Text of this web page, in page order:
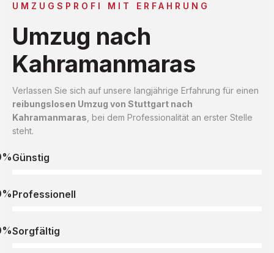
UMZUGSPROFI MIT ERFAHRUNG
Umzug nach
Kahramanmaras
Verlassen Sie sich auf unsere langjährige Erfahrung für einen
reibungslosen Umzug von Stuttgart nach
Kahramanmaras , bei dem Professionalität an erster Stelle
steht.
Günstig
Professionell
Sorgfältig